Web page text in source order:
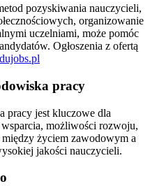
pozyskiwania nauczycieli,
organizowanie
uczelniami, może pomóc
Ogłoszenia z ofertą
pracy
pracy jest kluczowe dla
możliwości rozwoju,
życiem zawodowym a
jakości nauczycieli.